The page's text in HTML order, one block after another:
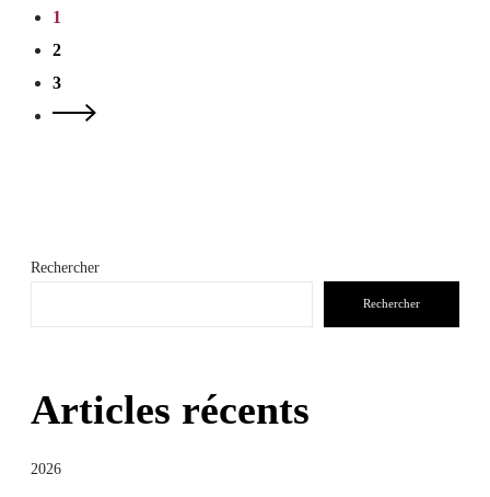
1
2
3
Rechercher
Rechercher
Articles récents
2026